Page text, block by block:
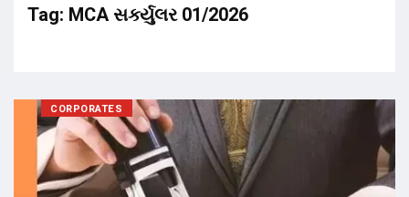
Tag: MCA સર્ક્યુલર 01/2026
CORPORATES